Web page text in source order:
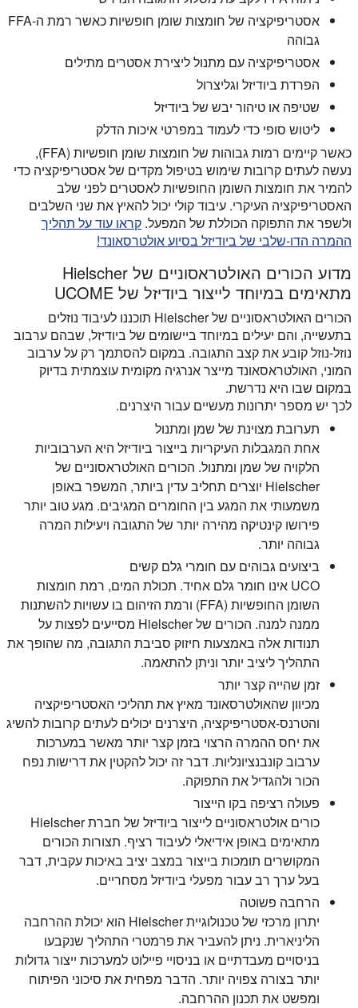
אסטריפיקציה של חומצות שומן חופשיות כאשר רמת ה-FFA
גבוהה
אסטריפיקציה עם מתנול ליצירת אסטרים מתילים
הפרדת ביודיזל וגליצרול
שטיפה או טיהור יבש של ביודיזל
ליטוש סופי כדי לעמוד במפרטי איכות הדלק
כאשר קיימים רמות גבוהות של חומצות שומן חופשיות (FFA),
נעשה לעתים קרובות שימוש בטיפול מקדים של אסטריפיקציה כדי
להמיר את חומצות השומן החופשיות לאסטרים לפני שלב
האסטריפיקציה העיקרי. עיבוד קולי יכול להאיץ את שני השלבים
ולשפר את התפוקה הכוללת של המפעל. קראו עוד על תהליך
ההמרה הדו-שלבי של ביודיזל בסיוע אולטרסאונד!
מדוע הכורים האולטראסוניים של Hielscher
מתאימים במיוחד לייצור ביודיזל של UCOME
הכורים האולטראסוניים של Hielscher תוכננו לעיבוד נוזלים
בתעשייה, והם יעילים במיוחד ביישומים של ביודיזל, שבהם ערבוב
נוזל-נוזל קובע את קצב התגובה. במקום להסתמך רק על ערבוב
המוני, האולטראסאונד מייצר אנרגיה מקומית עוצמתית בדיוק
במקום שבו היא נדרשת.
לכך יש מספר יתרונות מעשיים עבור היצרנים.
תערובת מצוינת של שמן ומתנול
אחת המגבלות העיקריות בייצור ביודיזל היא הערבוביות
הלקויה של שמן ומתנול. הכורים האולטראסוניים של
Hielscher יוצרים תחליב עדין ביותר, המשפר באופן
משמעותי את המגע בין החומרים המגיבים. מגע טוב יותר
פירושו קינטיקה מהירה יותר של התגובה ויעילות המרה
גבוהה יותר.
ביצועים גבוהים עם חומרי גלם קשים
UCO אינו חומר גלם אחיד. תכולת המים, רמת חומצות
השומן החופשיות (FFA) ורמת הזיהום בו עשויות להשתנות
ממנה למנה. הכורים של Hielscher מסייעים לפצות על
תנודות אלה באמצעות חיזוק סביבת התגובה, מה שהופך את
התהליך ליציב יותר וניתן להתאמה.
זמן שהייה קצר יותר
מכיוון שהאולטרסאונד מאיץ את תהליכי האסטריפיקציה
והטרנס-אסטריפיקציה, היצרנים יכולים לעתים קרובות להשיג
את יחס ההמרה הרצוי בזמן קצר יותר מאשר במערכות
ערבוב קונבנציונליות. דבר זה יכול להקטין את דרישות נפח
הכור ולהגדיל את התפוקה.
פעולה רציפה בקו הייצור
כורים אולטראסוניים לייצור ביודיזל של חברת Hielscher
מתאימים באופן אידיאלי לעיבוד רציף. תצורות הכורים
המקושרים תומכות בייצור במצב יציב באיכות עקבית, דבר
בעל ערך רב עבור מפעלי ביודיזל מסחריים.
הרחבה פשוטה
יתרון מרכזי של טכנולוגיית Hielscher הוא יכולת ההרחבה
הליניארית. ניתן להעביר את פרמטרי התהליך שנקבעו
בניסויים מעבדתיים או בניסויי פיילוט למערכות ייצור גדולות
יותר בצורה צפויה יותר. הדבר מפחית את סיכוני הפיתוח
ומפשט את תכנון ההרחבה.